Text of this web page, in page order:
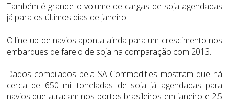
Também é grande o volume de cargas de soja agendadas
já para os últimos dias de janeiro.
O line-up de navios aponta ainda para um crescimento nos
embarques de farelo de soja na comparação com 2013.
Dados compilados pela SA Commodities mostram que há
cerca de 650 mil toneladas de soja já agendadas para
navios que atracam nos portos brasileiros em janeiro e 2,5